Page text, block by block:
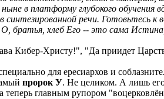
в платформу глубокого
синтезированной речи.
О, братья, хлеб Его -- это сама
Христу!", "Да приидет
для ересиархов и
пророк У. Не целиком. А лишь
главным рупором